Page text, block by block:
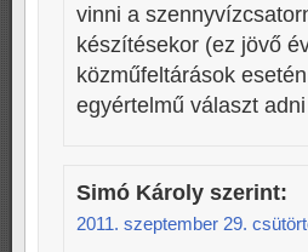
vinni a
készítésekor (ez jövő
közműfeltárások
egyértelmű választ
Simó Károly szerint:
2011. szeptember 29.